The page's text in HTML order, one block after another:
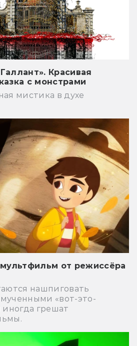
Красивая
с монстрами
мистика в духе
от режиссёра
нашпиговать
«вот-это-
грешат